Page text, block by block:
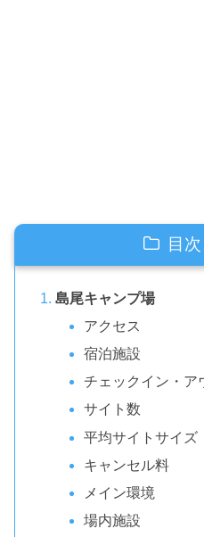
目次
島尾キャンプ場
アクセス
宿泊施設
チェックイン・ア
サイト数
平均サイトサイズ
キャンセル料
メイン環境
場内施設